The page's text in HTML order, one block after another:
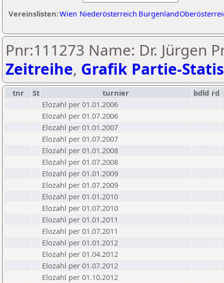
Vereinslisten:Wien Niederösterreich Burgenland
Pnr:111273 Name: Dr. Jürgen
Zeitreihe, Grafik Partie-
tnr St turnier bdld rd
Elozahl per 01.01.2006
Elozahl per 01.07.2006
Elozahl per 01.01.2007
Elozahl per 01.07.2007
Elozahl per 01.01.2008
Elozahl per 01.07.2008
Elozahl per 01.01.2009
Elozahl per 01.07.2009
Elozahl per 01.01.2010
Elozahl per 01.07.2010
Elozahl per 01.01.2011
Elozahl per 01.07.2011
Elozahl per 01.01.2012
Elozahl per 01.04.2012
Elozahl per 01.07.2012
Elozahl per 01.10.2012